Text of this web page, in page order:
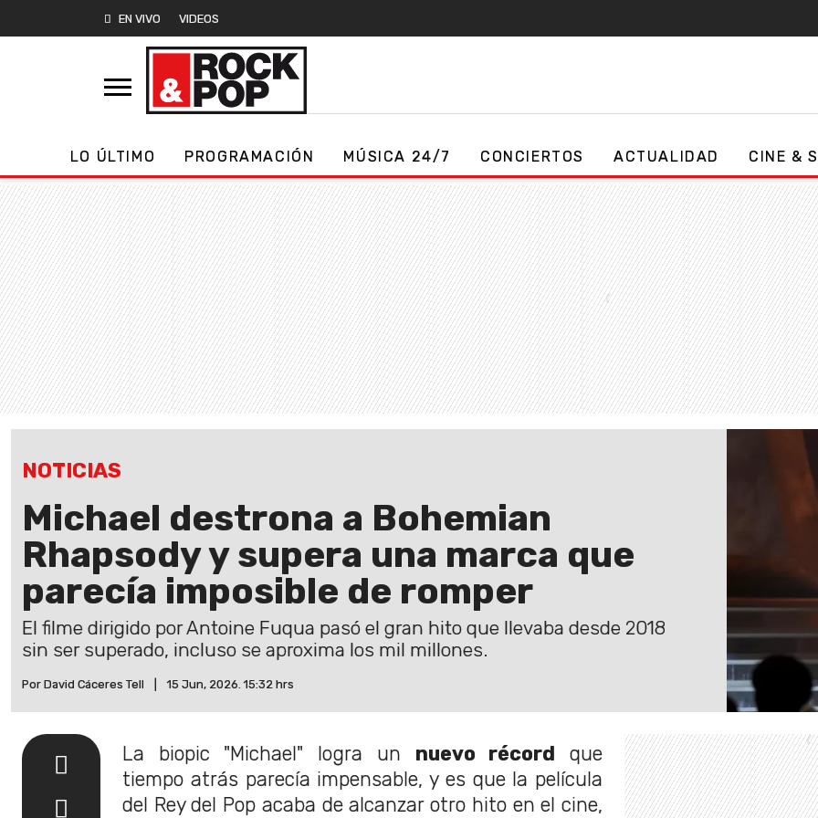
EN VIVO VIDEOS
LO ÚLTIMO PROGRAMACIÓN MÚSICA 24/7 CONCIERTOS ACTUALIDAD CINE &
NOTICIAS
Michael destrona a Bohemian
Rhapsody y supera una marca que
parecía imposible de romper
El filme dirigido por Antoine Fuqua pasó el gran hito que llevaba desde 2018
sin ser superado, incluso se aproxima los mil millones.
Por David Cáceres Tell 15 Jun, 2026. 15:32 hrs
La biopic "Michael" logra un nuevo récord que
tiempo atrás parecía impensable, y es que la película
del Rey del Pop acaba de alcanzar otro hito en el cine,